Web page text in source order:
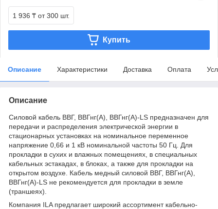
1 936 ₸ от 300 шт.
Купить
Описание Характеристики Доставка Оплата
Описание
Силовой кабель ВВГ, ВВГнг(А), ВВГнг(А)-LS предназначен для
передачи и распределения электрической энергии в
стационарных установках на номинальное переменное
напряжение 0,66 и 1 кВ номинальной частоты 50 Гц. Для
прокладки в сухих и влажных помещениях, в специальных
кабельных эстакадах, в блоках, а также для прокладки на
открытом воздухе. Кабель медный силовой ВВГ, ВВГнг(А),
ВВГнг(А)-LS не рекомендуется для прокладки в земле
(траншеях).
Компания ILA предлагает широкий ассортимент кабельно-